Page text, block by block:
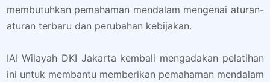
membutuhkan pemahaman mendalam mengenai aturan-
aturan terbaru dan perubahan kebijakan.
IAI Wilayah DKI Jakarta kembali mengadakan pelatihan
ini untuk membantu memberikan pemahaman mendalam